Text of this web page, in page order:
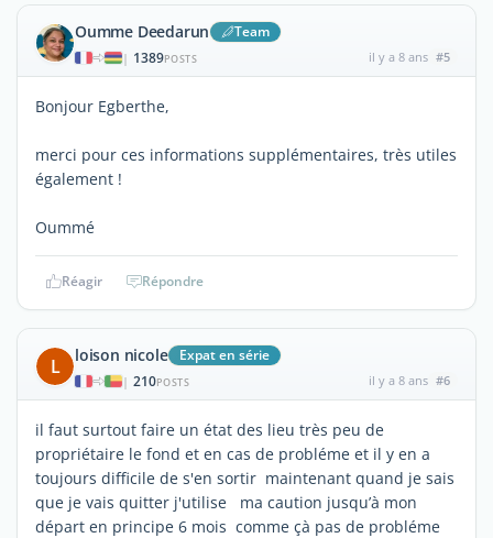
Oumme Deedarun Team
| 1389POSTS il y a 8 ans #5
Bonjour Egberthe,
merci pour ces informations supplémentaires, très utiles
également !
Oummé
Réagir Répondre
L loison nicole Expat en série
| 210POSTS il y a 8 ans #6
il faut surtout faire un état des lieu très peu de
propriétaire le fond et en cas de probléme et il y en a
toujours difficile de s'en sortir maintenant quand je sais
que je vais quitter j'utilise ma caution jusqu’à mon
départ en principe 6 mois comme çà pas de probléme